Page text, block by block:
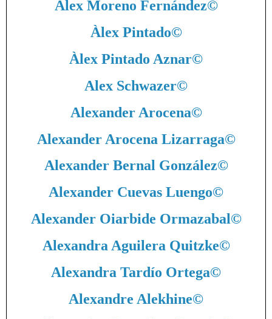
Alex Moreno Fernández©
Àlex Pintado©
Àlex Pintado Aznar©
Alex Schwazer©
Alexander Arocena©
Alexander Arocena Lizarraga©
Alexander Bernal González©
Alexander Cuevas Luengo©
Alexander Oiarbide Ormazabal©
Alexandra Aguilera Quitzke©
Alexandra Tardío Ortega©
Alexandre Alekhine©